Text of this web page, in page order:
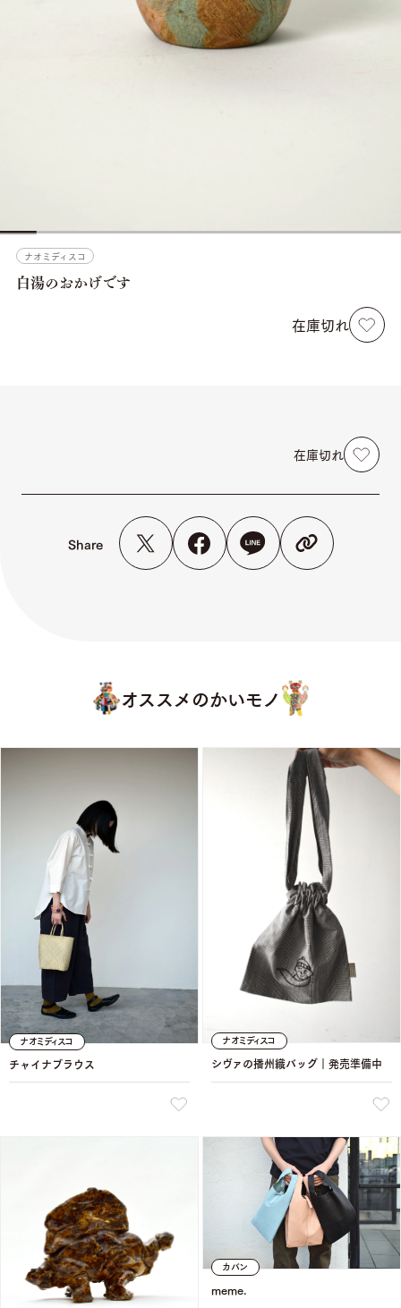
ナオミディスコ
白湯のおかげです
在庫切れ
在庫切れ
Share
オススメのかいモノ
ナオミディスコ
チャイナブラウス
ナオミディスコ
シヴァの播州織バッグ｜発売準備中
カバン
meme.